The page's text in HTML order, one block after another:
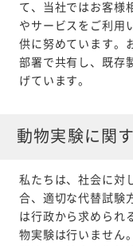
て、当社ではお客様
やサービスをご利用
供に努めています。
部署で共有し、既存
げています。
動物実験に関
私たちは、社会に対
合、適切な代替試験
は行政から求められ
物実験は行いません